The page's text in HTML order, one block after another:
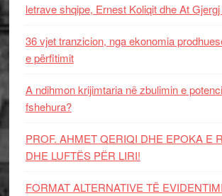
letrave shqipe, Ernest Koliqit dhe At
36 vjet tranzicion, nga ekonomia
e përfitimit
A ndihmon krijimtaria në zbulimin e
fshehura?
PROF. AHMET QERIQI DHE EPOKA E
DHE LUFTЁS PЁR LIRI!
FORMAT ALTERNATIVE TË